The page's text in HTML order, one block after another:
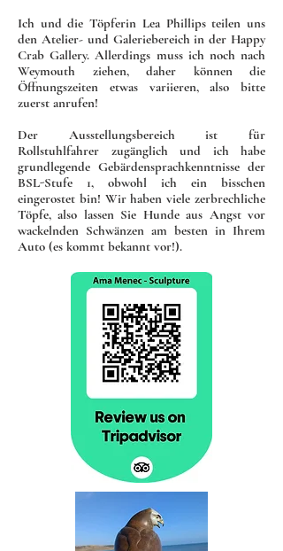
Ich und die Töpferin Lea Phillips teilen uns
den Atelier- und Galeriebereich in der Happy
Crab Gallery. Allerdings muss ich noch nach
Weymouth ziehen, daher können die
Öffnungszeiten etwas variieren, also bitte
zuerst anrufen!
Der Ausstellungsbereich ist für
Rollstuhlfahrer zugänglich und ich habe
grundlegende Gebärdensprachkenntnisse der
BSL-Stufe 1, obwohl ich ein bisschen
eingerostet bin! Wir haben viele zerbrechliche
Töpfe, also lassen Sie Hunde aus Angst vor
wackelnden Schwänzen am besten in Ihrem
Auto (es kommt bekannt vor!).